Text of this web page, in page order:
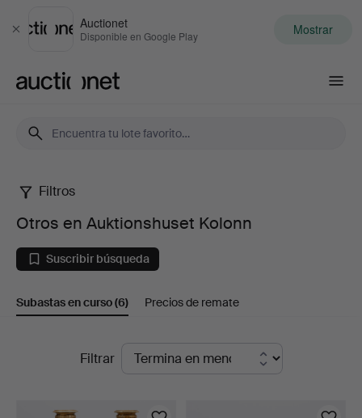
Cerrar
Auctionet
Disponible en Google Play Mostrar
Otros
en
Auktionshuset
Kolonn
Filtros
Otros en Auktionshuset Kolonn
Suscribir búsqueda
Subastas en curso(6) Precios de remate
SubastasFiltrar